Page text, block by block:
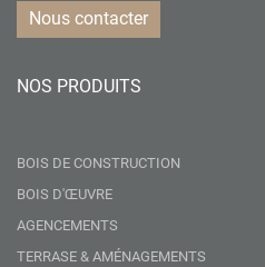
Nous contacter
NOS PRODUITS
BOIS DE CONSTRUCTION
BOIS D'ŒUVRE
AGENCEMENTS
TERRASE & AMÉNAGEMENTS